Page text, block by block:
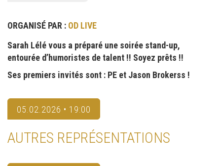
ORGANISÉ PAR : OD LIVE
Sarah Lélé vous a préparé une soirée stand-up,
entourée d’humoristes de talent !! Soyez prêts !!
Ses premiers invités sont : PE et Jason Brokerss !
05.02.2026 • 19:00
AUTRES REPRÉSENTATIONS